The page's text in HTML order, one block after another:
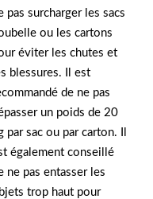
pas surcharger les sacs
ou les cartons
éviter les chutes et
blessures. Il est
de ne pas
un poids de 20
par sac ou par carton. Il
également conseillé
ne pas entasser les
trop haut pour